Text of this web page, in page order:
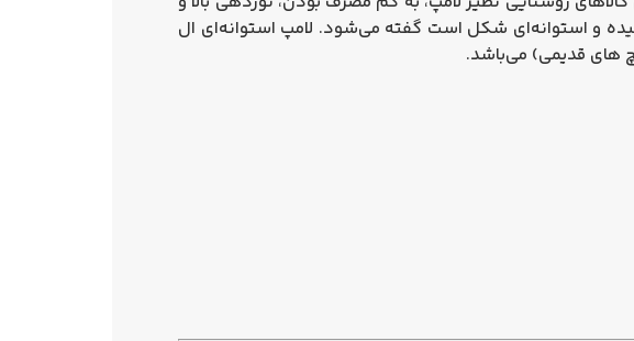
و استوانه‌ای شکل است گفته می‌شود. لامپ استوانه‌ای ال